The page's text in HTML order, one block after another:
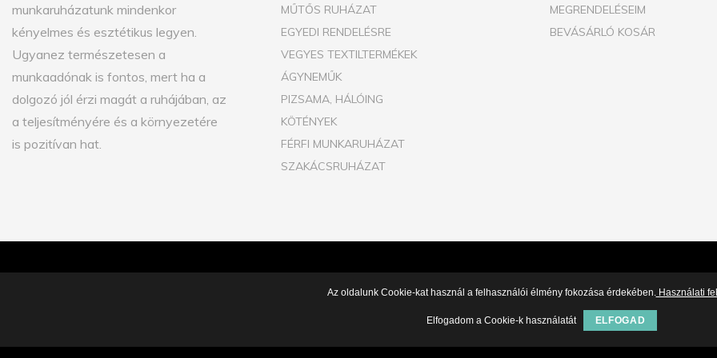
munkaruházatunk mindenkor
kényelmes és esztétikus legyen.
Ugyanez természetesen a
munkaadónak is fontos, mert ha a
dolgozó jól érzi magát a ruhájában, az
a teljesítményére és a környezetére
is pozitívan hat.
MŰTŐS RUHÁZAT
EGYEDI RENDELÉSRE
VEGYES TEXTILTERMÉKEK
ÁGYNEMŰK
PIZSAMA, HÁLÓING
KÖTÉNYEK
FÉRFI MUNKARUHÁZAT
SZAKÁCSRUHÁZAT
MEGRENDELÉSEIM
BEVÁSÁRLÓ KOSÁR
Az oldalunk Cookie-kat használ a felhasználói élmény fokozása érdekében.Használati
Elfogadom a Cookie-k használatát ELFOGAD